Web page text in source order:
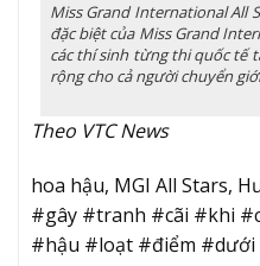
Miss Grand International All
đặc biệt của Miss Grand
các thí sinh từng thi quốc tế
rộng cho cả người chuyển
Theo VTC News
hoa hậu, MGI All Stars,
#gây #tranh #cãi #khi
#hậu #loạt #điểm